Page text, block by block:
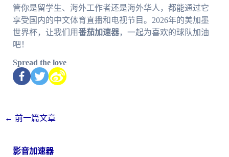
管你是留学生、海外工作者还是海外华人，都能通过它
享受国内的中文体育直播和电视节目。2026年的美加墨
世界杯，让我们用番茄加速器，一起为喜欢的球队加油
吧！
Spread the love
← 前一篇文章
影音加速器